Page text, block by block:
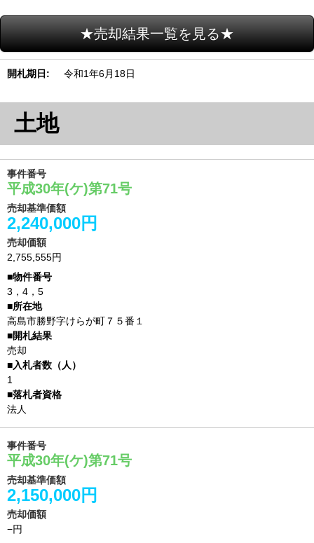
★売却結果一覧を見る★
開札期日 令和1年6月18日
土地
事件番号
平成30年(ケ)第71号
売却基準価額
2,240,000円
売却価額
2,755,555円
3，4，5
高島市勝野字けらが町７５番１
売却
1
法人
事件番号
平成30年(ケ)第71号
売却基準価額
2,150,000円
売却価額
−円